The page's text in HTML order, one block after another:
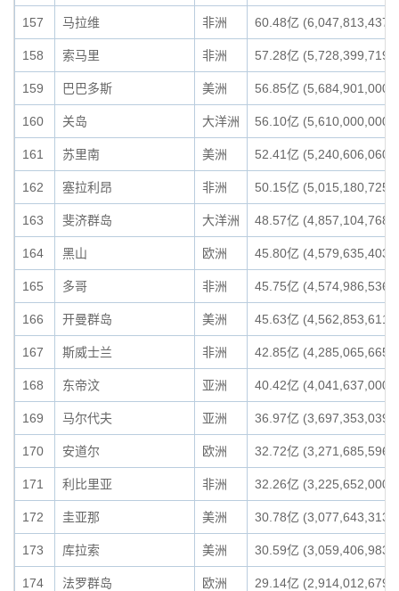
157 马拉维 非洲 60.48亿 (6,047,813,437)
158 索马里 非洲 57.28亿 (5,728,399,719)
159 巴巴多斯 美洲 56.85亿 (5,684,901,000)
160 关岛 大洋洲 56.10亿 (5,610,000,000)
161 苏里南 美洲 52.41亿 (5,240,606,060)
162 塞拉利昂 非洲 50.15亿 (5,015,180,725)
163 斐济群岛 大洋洲 48.57亿 (4,857,104,768)
164 黑山 欧洲 45.80亿 (4,579,635,403)
165 多哥 非洲 45.75亿 (4,574,986,536)
166 开曼群岛 美洲 45.63亿 (4,562,853,611)
167 斯威士兰 非洲 42.85亿 (4,285,065,665)
168 东帝汶 亚洲 40.42亿 (4,041,637,000)
169 马尔代夫 亚洲 36.97亿 (3,697,353,039)
170 安道尔 欧洲 32.72亿 (3,271,685,596)
171 利比里亚 非洲 32.26亿 (3,225,652,000)
172 圭亚那 美洲 30.78亿 (3,077,643,313)
173 库拉索 美洲 30.59亿 (3,059,406,983)
174 法罗群岛 欧洲 29.14亿 (2,914,012,679)